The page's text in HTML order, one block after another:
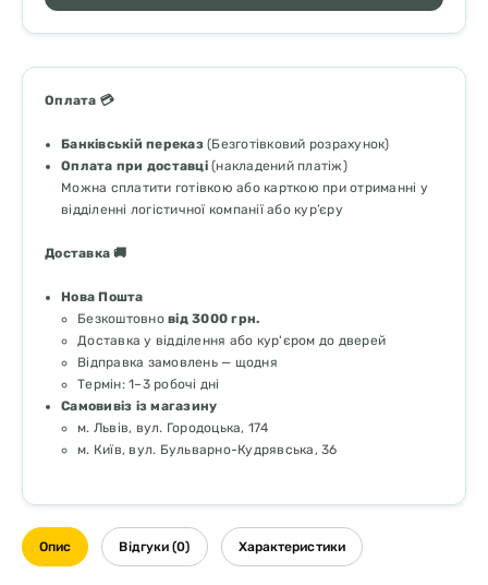
Оплата 💳
Банківській переказ(Безготівковий розрахунок)
Оплата при доставці(накладений платіж)
Можна сплатити готівкою або карткою при отриманні у
відділенні логістичної компанії або кур’єру
Доставка 🚚
Нова Пошта
Безкоштовно від 3000 грн.
Доставка у відділення або кур'єром до дверей
Відправка замовлень — щодня
Термін: 1–3 робочі дні
Самовивіз із магазину
м. Львів, вул. Городоцька, 174
м. Київ, вул. Бульварно-Кудрявська, 36
Опис Відгуки (0) Характеристики